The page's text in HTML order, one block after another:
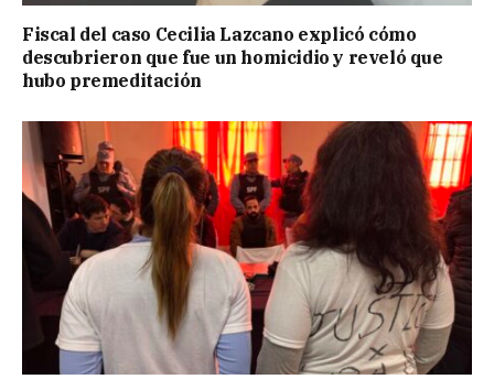
Fiscal del caso Cecilia Lazcano explicó cómo
descubrieron que fue un homicidio y reveló que
hubo premeditación